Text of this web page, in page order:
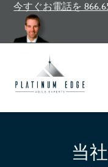
今すぐお電話を
当